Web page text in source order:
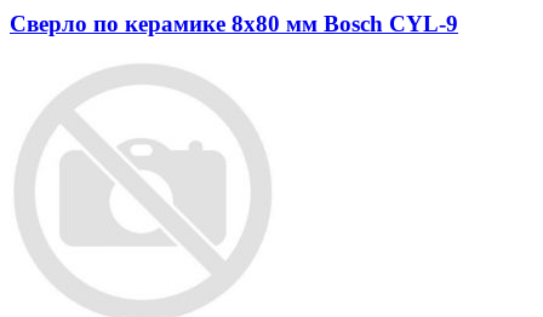
Сверло по керамике 8х80 мм Bosch CYL-9